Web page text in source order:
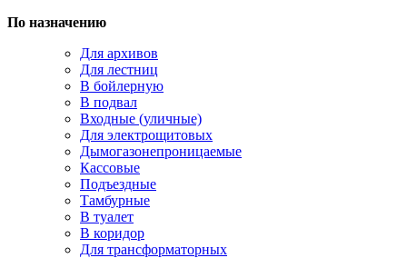
По назначению
Для архивов
Для лестниц
В бойлерную
В подвал
Входные (уличные)
Для электрощитовых
Дымогазонепроницаемые
Кассовые
Подъездные
Тамбурные
В туалет
В коридор
Для трансформаторных